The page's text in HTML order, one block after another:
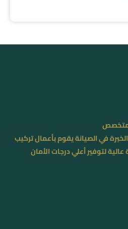
في الصيانة يقوم بأعمال تركيب
لتوفير أعلي درجات الأمان